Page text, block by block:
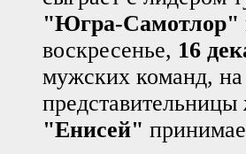
"Югра-Самотлор"
воскресенье, 16
мужских команд,
"Енисей"